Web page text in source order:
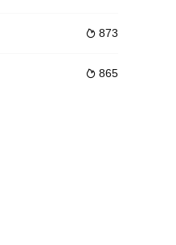
。田甜几
处边陲等有利条件，把云南建设成
危亡，寻求救国之路，一代有为
 873
 865